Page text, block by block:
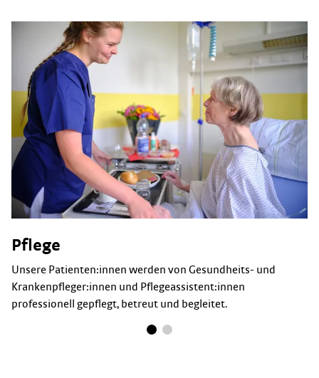
Pflege
Unsere Patienten:innen werden von Gesundheits- und
Krankenpfleger:innen und Pflegeassistent:innen
professionell gepflegt, betreut und begleitet.